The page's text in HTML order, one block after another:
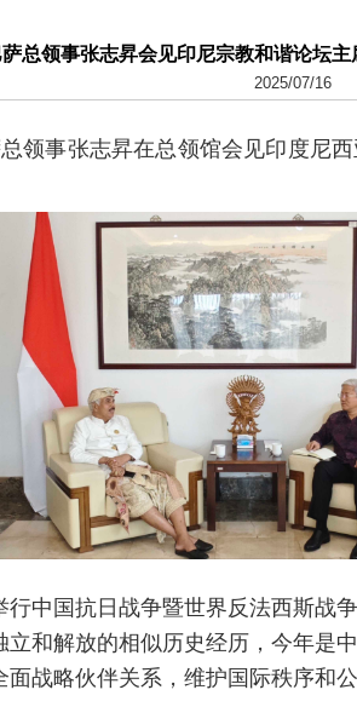
总领事张志昇会见印尼宗教和谐论坛
2025/07/16
领事张志昇在总领馆会见印度尼
行中国抗日战争暨世界反法西斯战
立和解放的相似历史经历，今年是
战略伙伴关系，维护国际秩序和公